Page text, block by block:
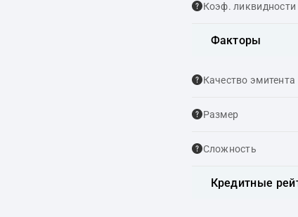
Коэф. ликвидности
Факторы
Качество эмитента
Размер
Сложность
Кредитные